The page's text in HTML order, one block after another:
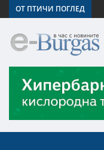
ОТ ПТИЧИ ПОГЛЕД